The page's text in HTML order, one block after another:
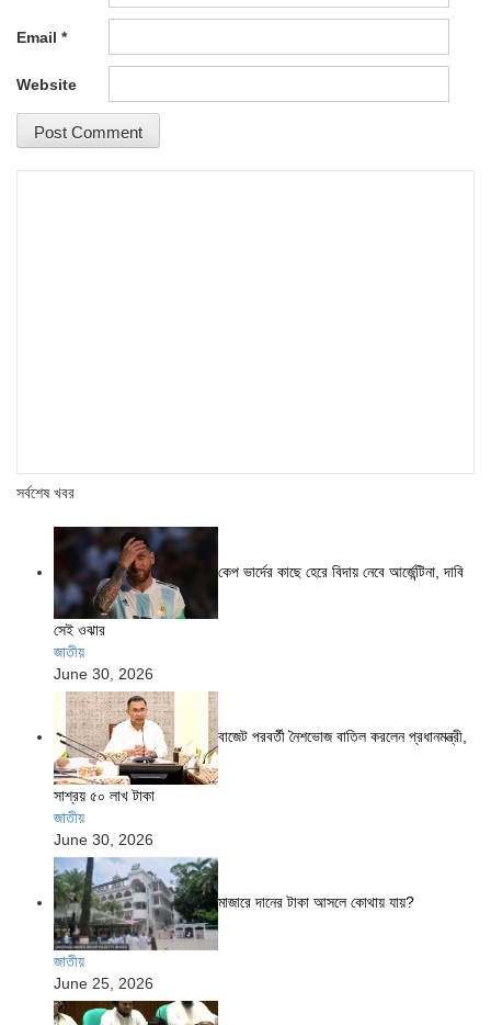
Email *
Website
সর্বশেষ খবর
কেপ ভার্দের কাছে হেরে বিদায় নেবে আর্জেন্টিনা, দাবি
সেই ওঝার
জাতীয়
June 30, 2026
বাজেট পরবর্তী নৈশভোজ বাতিল করলেন প্রধানমন্ত্রী,
সাশ্রয় ৫০ লাখ টাকা
জাতীয়
June 30, 2026
মাজারে দানের টাকা আসলে কোথায় যায়?
জাতীয়
June 25, 2026